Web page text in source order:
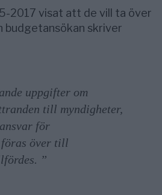
2017 visat att de vill ta över
budgetansökan skriver
uppgifter om
till myndigheter,
för
föras över till
”